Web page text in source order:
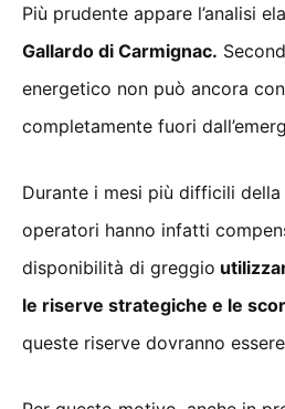
Più prudente appare l’analisi
Gallardo di Carmignac.
energetico non può ancora
completamente fuori
Durante i mesi più difficili
operatori hanno infatti
disponibilità di greggio
le riserve strategiche e le
queste riserve dovranno